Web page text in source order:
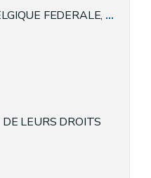
DE SES COMPOSANTES ET DE SON TERRITOIRE
LEURS DROITS